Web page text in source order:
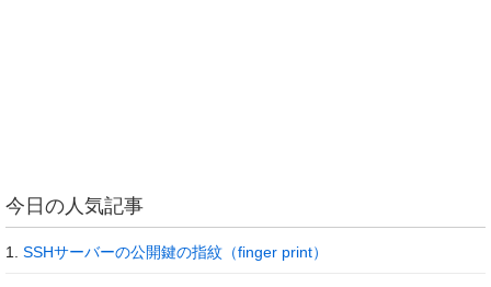
今日の人気記事
SSHサーバーの公開鍵の指紋（finger print）